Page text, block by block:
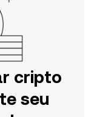
cripto
seu